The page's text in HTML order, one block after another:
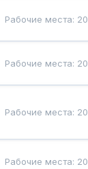
Рабочие места: 20
Рабочие места: 20
Рабочие места: 20
Рабочие места: 20